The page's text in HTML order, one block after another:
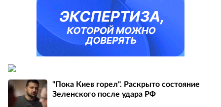
"Пока Киев горел". Раскрыто состояние
Зеленского после удара РФ